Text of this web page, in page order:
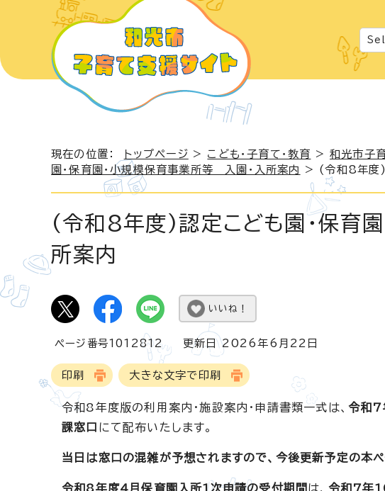
現在の位置： トップページ > こども・子育て・教育 >和光市子
園・保育園・小規模保育事業所等 入園・入所案内
> (令和8年度)
(令和8年度)認定こども園・保育
所案内
いいね！
ページ番号1012812 更新日 2026年6月22日
印刷 大きな文字で印刷
令和8年度版の利用案内・施設案内・申請書類一式は、令和7
課窓口 にて配布いたします。
当日は窓口の混雑が予想されますので、今後更新予定の本
令和8年度4月保育園入所1次申請の受付期間 は、 令和7年